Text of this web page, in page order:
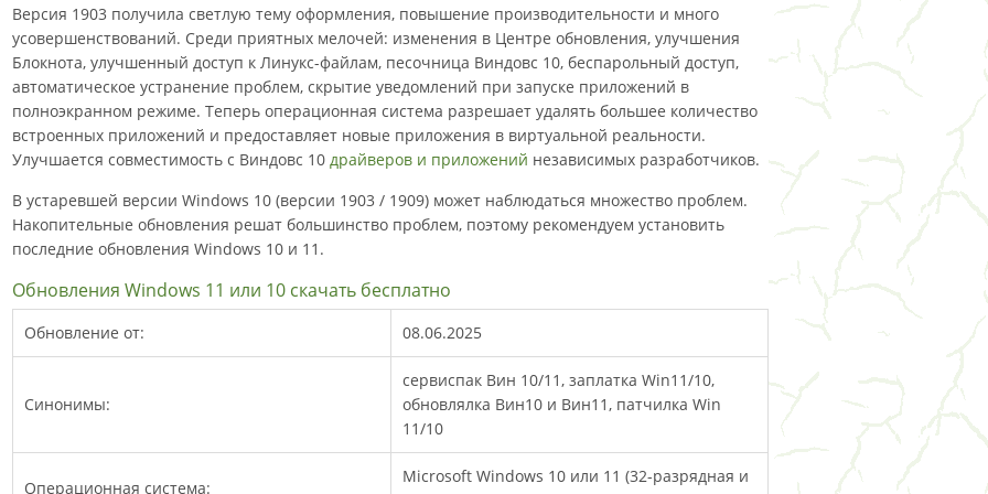
Версия 1903 получила светлую тему оформления, повышение производительности и много
усовершенствований. Среди приятных мелочей: изменения в Центре обновления, улучшения
Блокнота, улучшенный доступ к Линукс-файлам, песочница Виндовс 10, беспарольный доступ,
автоматическое устранение проблем, скрытие уведомлений при запуске приложений в
полноэкранном режиме. Теперь операционная система разрешает удалять большее количество
встроенных приложений и предоставляет новые приложения в виртуальной реальности.
Улучшается совместимость с Виндовс 10 драйверов и приложений независимых разработчиков.
В устаревшей версии Windows 10 (версии 1903 / 1909) может наблюдаться множество проблем.
Накопительные обновления решат большинство проблем, поэтому рекомендуем установить
последние обновления Windows 10 и 11.
Обновления Windows 11 или 10 скачать бесплатно
Обновление от: 08.06.2025
Синонимы:
сервиспак Вин 10/11, заплатка Win11/10,
обновлялка Вин10 и Вин11, патчилка Win
11/10
Операционная система:
Microsoft Windows 10 или 11 (32-разрядная и